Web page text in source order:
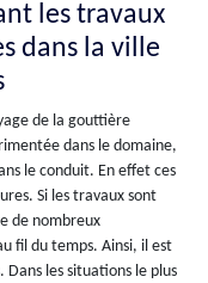
les travaux
dans la ville
de la gouttière
dans le domaine,
le conduit. En effet ces
Si les travaux sont
de nombreux
fil du temps. Ainsi, il est
Dans les situations le plus